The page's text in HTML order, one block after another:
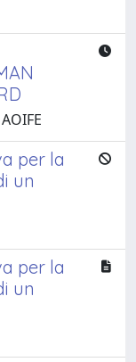
per la
un
per la
un